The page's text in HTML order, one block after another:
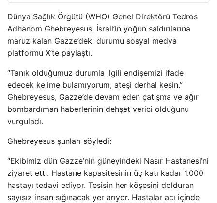
Dünya Sağlık Örgütü (WHO) Genel Direktörü Tedros
Adhanom Ghebreyesus, İsrail’in yoğun saldırılarına
maruz kalan Gazze’deki durumu sosyal medya
platformu X’te paylaştı.
“Tanık olduğumuz durumla ilgili endişemizi ifade
edecek kelime bulamıyorum, ateşi derhal kesin.”
Ghebreyesus, Gazze’de devam eden çatışma ve ağır
bombardıman haberlerinin dehşet verici olduğunu
vurguladı.
Ghebreyesus şunları söyledi:
“Ekibimiz dün Gazze’nin güneyindeki Nasır Hastanesi’ni
ziyaret etti. Hastane kapasitesinin üç katı kadar 1.000
hastayı tedavi ediyor. Tesisin her köşesini dolduran
sayısız insan sığınacak yer arıyor. Hastalar acı içinde